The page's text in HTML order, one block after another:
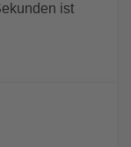
ist